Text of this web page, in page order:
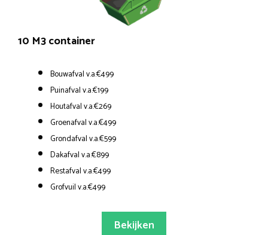
10 M3 container
Bouwafval v.a.€499
Puinafval v.a.€199
Houtafval v.a.€269
Groenafval v.a.€499
Grondafval v.a.€599
Dakafval v.a.€899
Restafval v.a.€499
Grofvuil v.a.€499
Bekijken